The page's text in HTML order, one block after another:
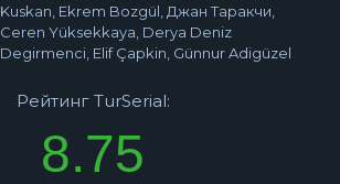
Kuskan, Ekrem Bozgül, Джан Таракчи,
Ceren Yüksekkaya, Derya Deniz
Degirmenci, Elif Çapkin, Günnur Adigüzel
Рейтинг TurSerial:
8.75